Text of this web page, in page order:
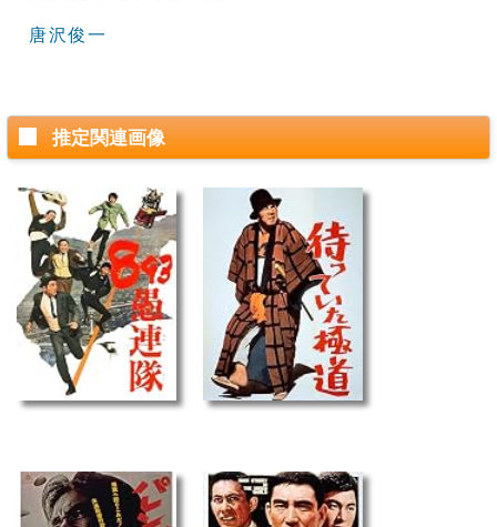
唐沢俊一
推定関連画像